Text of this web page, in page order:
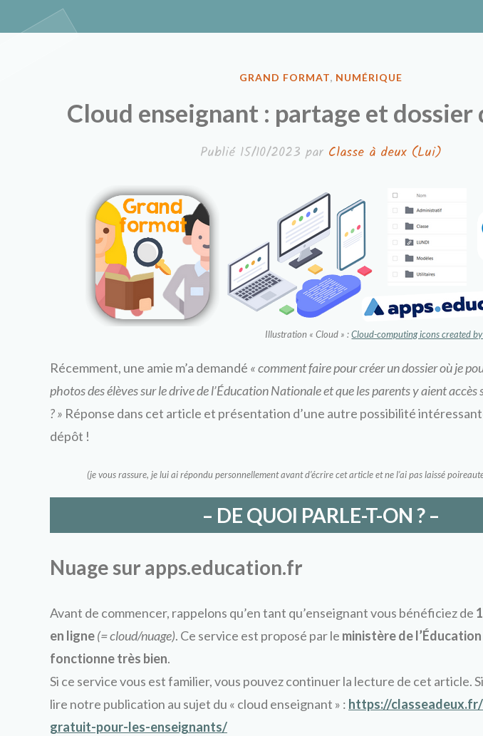
Classe à deux
PUBLIÉ
GRAND FORMAT, NUMÉRIQUE
Cloud enseignant : partage et dossier
Publié 15/10/2023 par Classe à deux (Lui)
Illustration « Cloud » :Cloud-computing icons created
Récemment, une amie m’a demandé « comment faire pour créer un dossier où je
photos des élèves sur le drive de l’Éducation Nationale et que les parents y aient accès
? » Réponse dans cet article et présentation d’une autre possibilité
dépôt !
(je vous rassure, je lui ai répondu personnellement avant d’écrire cet article et ne l’ai pas laissé
– DE QUOI PARLE-T-ON ? –
Nuage sur apps.education.fr
Avant de commencer, rappelons qu’en tant qu’enseignant vous bénéficiez de
en ligne(= cloud/nuage). Ce service est proposé par le ministère de
fonctionne très bien.
Si ce service vous est familier, vous pouvez continuer la lecture de cet article.
lire notre publication au sujet du « cloud enseignant » : https://
gratuit-pour-les-enseignants/